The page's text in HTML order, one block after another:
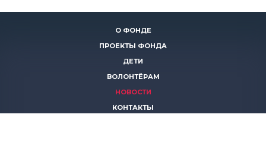
О ФОНДЕ
ПРОЕКТЫ ФОНДА
ДЕТИ
ВОЛОНТЁРАМ
НОВОСТИ
КОНТАКТЫ